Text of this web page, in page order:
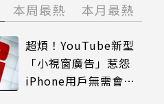
本周最熱 本月最熱
超煩！YouTube新型
「小視窗廣告」惹怨
iPhone用戶無需會員